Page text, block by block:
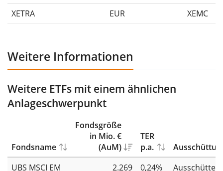
XETRA
EUR XEMC
Weitere Informationen
Weitere ETFs mit einem ähnlichen
Anlageschwerpunkt
Fondsname
Fondsgröße
in Mio. €
(AuM)
TER
p.a.
UBS MSCI EM
2.269
0,24%